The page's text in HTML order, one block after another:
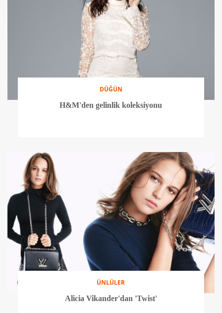
DÜĞÜN
H&M'den gelinlik koleksiyonu
ÜNLÜLER
Alicia Vikander'dan 'Twist'